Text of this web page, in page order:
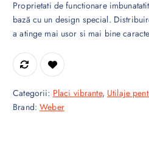
Proprietati de functionare
bază cu un design special.
a atinge mai usor si mai bine
Categorii: Placi vibrante, Utilaje
Brand:Weber